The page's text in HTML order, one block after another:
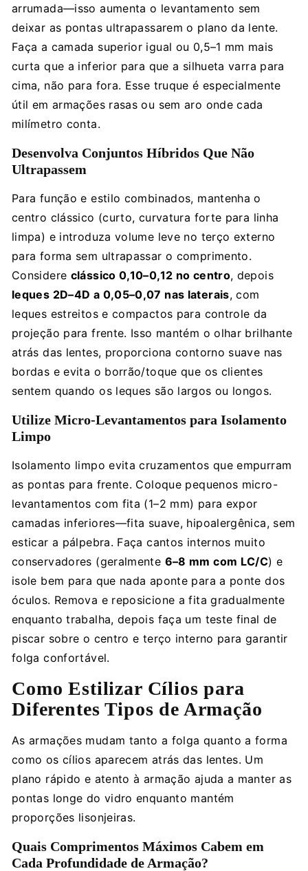
arrumada—isso aumenta o levantamento sem
deixar as pontas ultrapassarem o plano da lente.
Faça a camada superior igual ou 0,5–1 mm mais
curta que a inferior para que a silhueta varra para
cima, não para fora. Esse truque é especialmente
útil em armações rasas ou sem aro onde cada
milímetro conta.
Desenvolva Conjuntos Híbridos Que Não
Ultrapassem
Para função e estilo combinados, mantenha o
centro clássico (curto, curvatura forte para linha
limpa) e introduza volume leve no terço externo
para forma sem ultrapassar o comprimento.
Considere clássico 0,10–0,12 no centro, depois
leques 2D–4D a 0,05–0,07 nas laterais, com
leques estreitos e compactos para controle da
projeção para frente. Isso mantém o olhar brilhante
atrás das lentes, proporciona contorno suave nas
bordas e evita o borrão/toque que os clientes
sentem quando os leques são largos ou longos.
Utilize Micro-Levantamentos para Isolamento
Limpo
Isolamento limpo evita cruzamentos que empurram
as pontas para frente. Coloque pequenos micro-
levantamentos com fita (1–2 mm) para expor
camadas inferiores—fita suave, hipoalergênica, sem
esticar a pálpebra. Faça cantos internos muito
conservadores (geralmente 6–8 mm com LC/C) e
isole bem para que nada aponte para a ponte dos
óculos. Remova e reposicione a fita gradualmente
enquanto trabalha, depois faça um teste final de
piscar sobre o centro e terço interno para garantir
folga confortável.
Como Estilizar Cílios para
Diferentes Tipos de Armação
As armações mudam tanto a folga quanto a forma
como os cílios aparecem atrás das lentes. Um
plano rápido e atento à armação ajuda a manter as
pontas longe do vidro enquanto mantém
proporções lisonjeiras.
Quais Comprimentos Máximos Cabem em
Cada Profundidade de Armação?